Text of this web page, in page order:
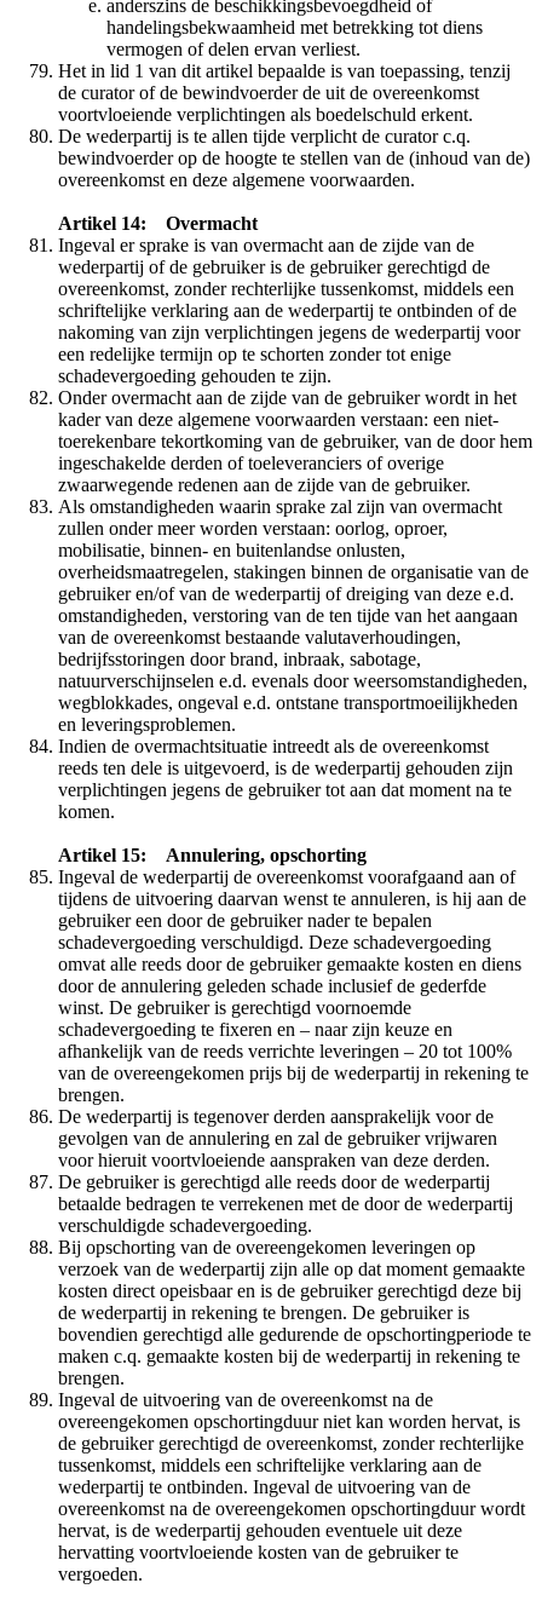
anderszins de beschikkingsbevoegdheid of
handelingsbekwaamheid met betrekking tot diens
vermogen of delen ervan verliest.
Het in lid 1 van dit artikel bepaalde is van toepassing, tenzij
de curator of de bewindvoerder de uit de overeenkomst
voortvloeiende verplichtingen als boedelschuld erkent.
De wederpartij is te allen tijde verplicht de curator c.q.
bewindvoerder op de hoogte te stellen van de (inhoud van de)
overeenkomst en deze algemene voorwaarden.
Artikel 14: Overmacht
Ingeval er sprake is van overmacht aan de zijde van de
wederpartij of de gebruiker is de gebruiker gerechtigd de
overeenkomst, zonder rechterlijke tussenkomst, middels een
schriftelijke verklaring aan de wederpartij te ontbinden of de
nakoming van zijn verplichtingen jegens de wederpartij voor
een redelijke termijn op te schorten zonder tot enige
schadevergoeding gehouden te zijn.
Onder overmacht aan de zijde van de gebruiker wordt in het
kader van deze algemene voorwaarden verstaan: een niet-
toerekenbare tekortkoming van de gebruiker, van de door hem
ingeschakelde derden of toeleveranciers of overige
zwaarwegende redenen aan de zijde van de gebruiker.
Als omstandigheden waarin sprake zal zijn van overmacht
zullen onder meer worden verstaan: oorlog, oproer,
mobilisatie, binnen- en buitenlandse onlusten,
overheidsmaatregelen, stakingen binnen de organisatie van de
gebruiker en/of van de wederpartij of dreiging van deze e.d.
omstandigheden, verstoring van de ten tijde van het aangaan
van de overeenkomst bestaande valutaverhoudingen,
bedrijfsstoringen door brand, inbraak, sabotage,
natuurverschijnselen e.d. evenals door weersomstandigheden,
wegblokkades, ongeval e.d. ontstane transportmoeilijkheden
en leveringsproblemen.
Indien de overmachtsituatie intreedt als de overeenkomst
reeds ten dele is uitgevoerd, is de wederpartij gehouden zijn
verplichtingen jegens de gebruiker tot aan dat moment na te
komen.
Artikel 15: Annulering, opschorting
Ingeval de wederpartij de overeenkomst voorafgaand aan of
tijdens de uitvoering daarvan wenst te annuleren, is hij aan de
gebruiker een door de gebruiker nader te bepalen
schadevergoeding verschuldigd. Deze schadevergoeding
omvat alle reeds door de gebruiker gemaakte kosten en diens
door de annulering geleden schade inclusief de gederfde
winst. De gebruiker is gerechtigd voornoemde
schadevergoeding te fixeren en – naar zijn keuze en
afhankelijk van de reeds verrichte leveringen – 20 tot 100%
van de overeengekomen prijs bij de wederpartij in rekening te
brengen.
De wederpartij is tegenover derden aansprakelijk voor de
gevolgen van de annulering en zal de gebruiker vrijwaren
voor hieruit voortvloeiende aanspraken van deze derden.
De gebruiker is gerechtigd alle reeds door de wederpartij
betaalde bedragen te verrekenen met de door de wederpartij
verschuldigde schadevergoeding.
Bij opschorting van de overeengekomen leveringen op
verzoek van de wederpartij zijn alle op dat moment gemaakte
kosten direct opeisbaar en is de gebruiker gerechtigd deze bij
de wederpartij in rekening te brengen. De gebruiker is
bovendien gerechtigd alle gedurende de opschortingperiode te
maken c.q. gemaakte kosten bij de wederpartij in rekening te
brengen.
Ingeval de uitvoering van de overeenkomst na de
overeengekomen opschortingduur niet kan worden hervat, is
de gebruiker gerechtigd de overeenkomst, zonder rechterlijke
tussenkomst, middels een schriftelijke verklaring aan de
wederpartij te ontbinden. Ingeval de uitvoering van de
overeenkomst na de overeengekomen opschortingduur wordt
hervat, is de wederpartij gehouden eventuele uit deze
hervatting voortvloeiende kosten van de gebruiker te
vergoeden.